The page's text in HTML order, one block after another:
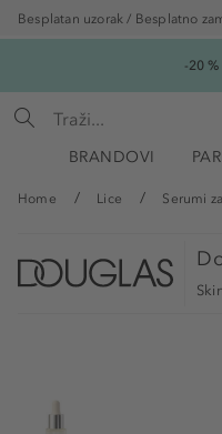
Besplatan uzorak / Besplatno
-20
BRANDOVI
Home Lice Serumi